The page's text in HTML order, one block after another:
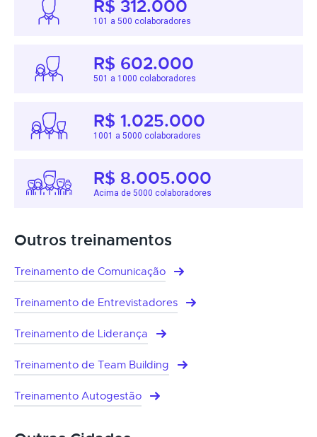
R$ 312.000
101 a 500 colaboradores
R$ 602.000
501 a 1000 colaboradores
R$ 1.025.000
1001 a 5000 colaboradores
R$ 8.005.000
Acima de 5000 colaboradores
Outros treinamentos
Treinamento de Comunicação
Treinamento de Entrevistadores
Treinamento de Liderança
Treinamento de Team Building
Treinamento Autogestão